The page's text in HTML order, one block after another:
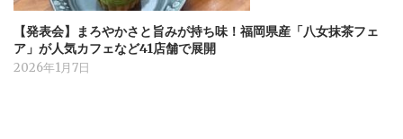
【発表会】まろやかさと旨みが持ち味！福岡県産「八女抹茶フェ
ア」が人気カフェなど41店舗で展開
2026年1月7日